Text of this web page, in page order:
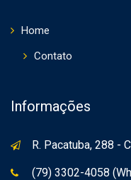
Home
Contato
Informações
R. Pacatuba, 288 -
(79) 3302-4058